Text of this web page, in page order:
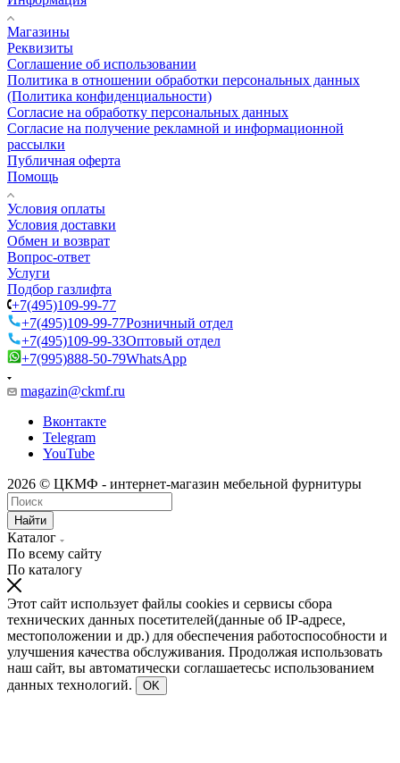
Магазины
Реквизиты
Соглашение об использовании
Политика в отношении обработки персональных данных
(Политика конфиденциальности)
Согласие на обработку персональных данных
Согласие на получение рекламной и информационной
рассылки
Публичная оферта
Помощь
Условия оплаты
Условия доставки
Обмен и возврат
Вопрос-ответ
Услуги
Подбор газлифта
+7(495)109-99-77
+7(495)109-99-77Розничный отдел
+7(495)109-99-33Оптовый отдел
+7(995)888-50-79WhatsApp
magazin@ckmf.ru
Вконтакте
Telegram
YouTube
2026 © ЦКМФ - интернет-магазин мебельной фурнитуры
Найти
Каталог
По всему сайту
По каталогу
Этот сайт использует файлы cookies и сервисы сбора
технических данных посетителей(данные об IP-адресе,
местоположении и др.) для обеспечения работоспособности и
улучшения качества обслуживания. Продолжая использовать
наш сайт, вы автоматически соглашаетесьс использованием
данных технологий.
OK